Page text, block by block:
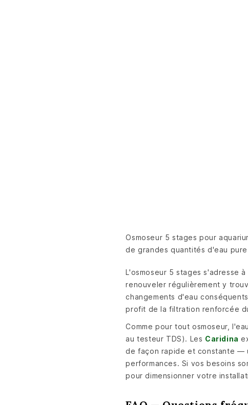
Osmoseur 5 stages pour
de grandes quantités d'eau
L'osmoseur 5 stages s'adresse
renouveler régulièrement y
changements d'eau
profit de la filtration renforcée
Comme pour tout osmoseur,
au testeur TDS). Les Caridina
de façon rapide et constante —
performances. Si vos besoins
pour dimensionner votre